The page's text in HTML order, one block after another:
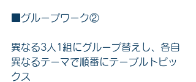
■グループワーク②
異なる3人1組にグループ替えし、各自
異なるテーマで順番にテーブルトピッ
クス